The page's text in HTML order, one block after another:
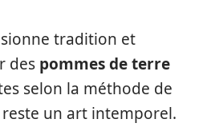
tradition et
des pommes de terre
selon la méthode de
reste un art intemporel.